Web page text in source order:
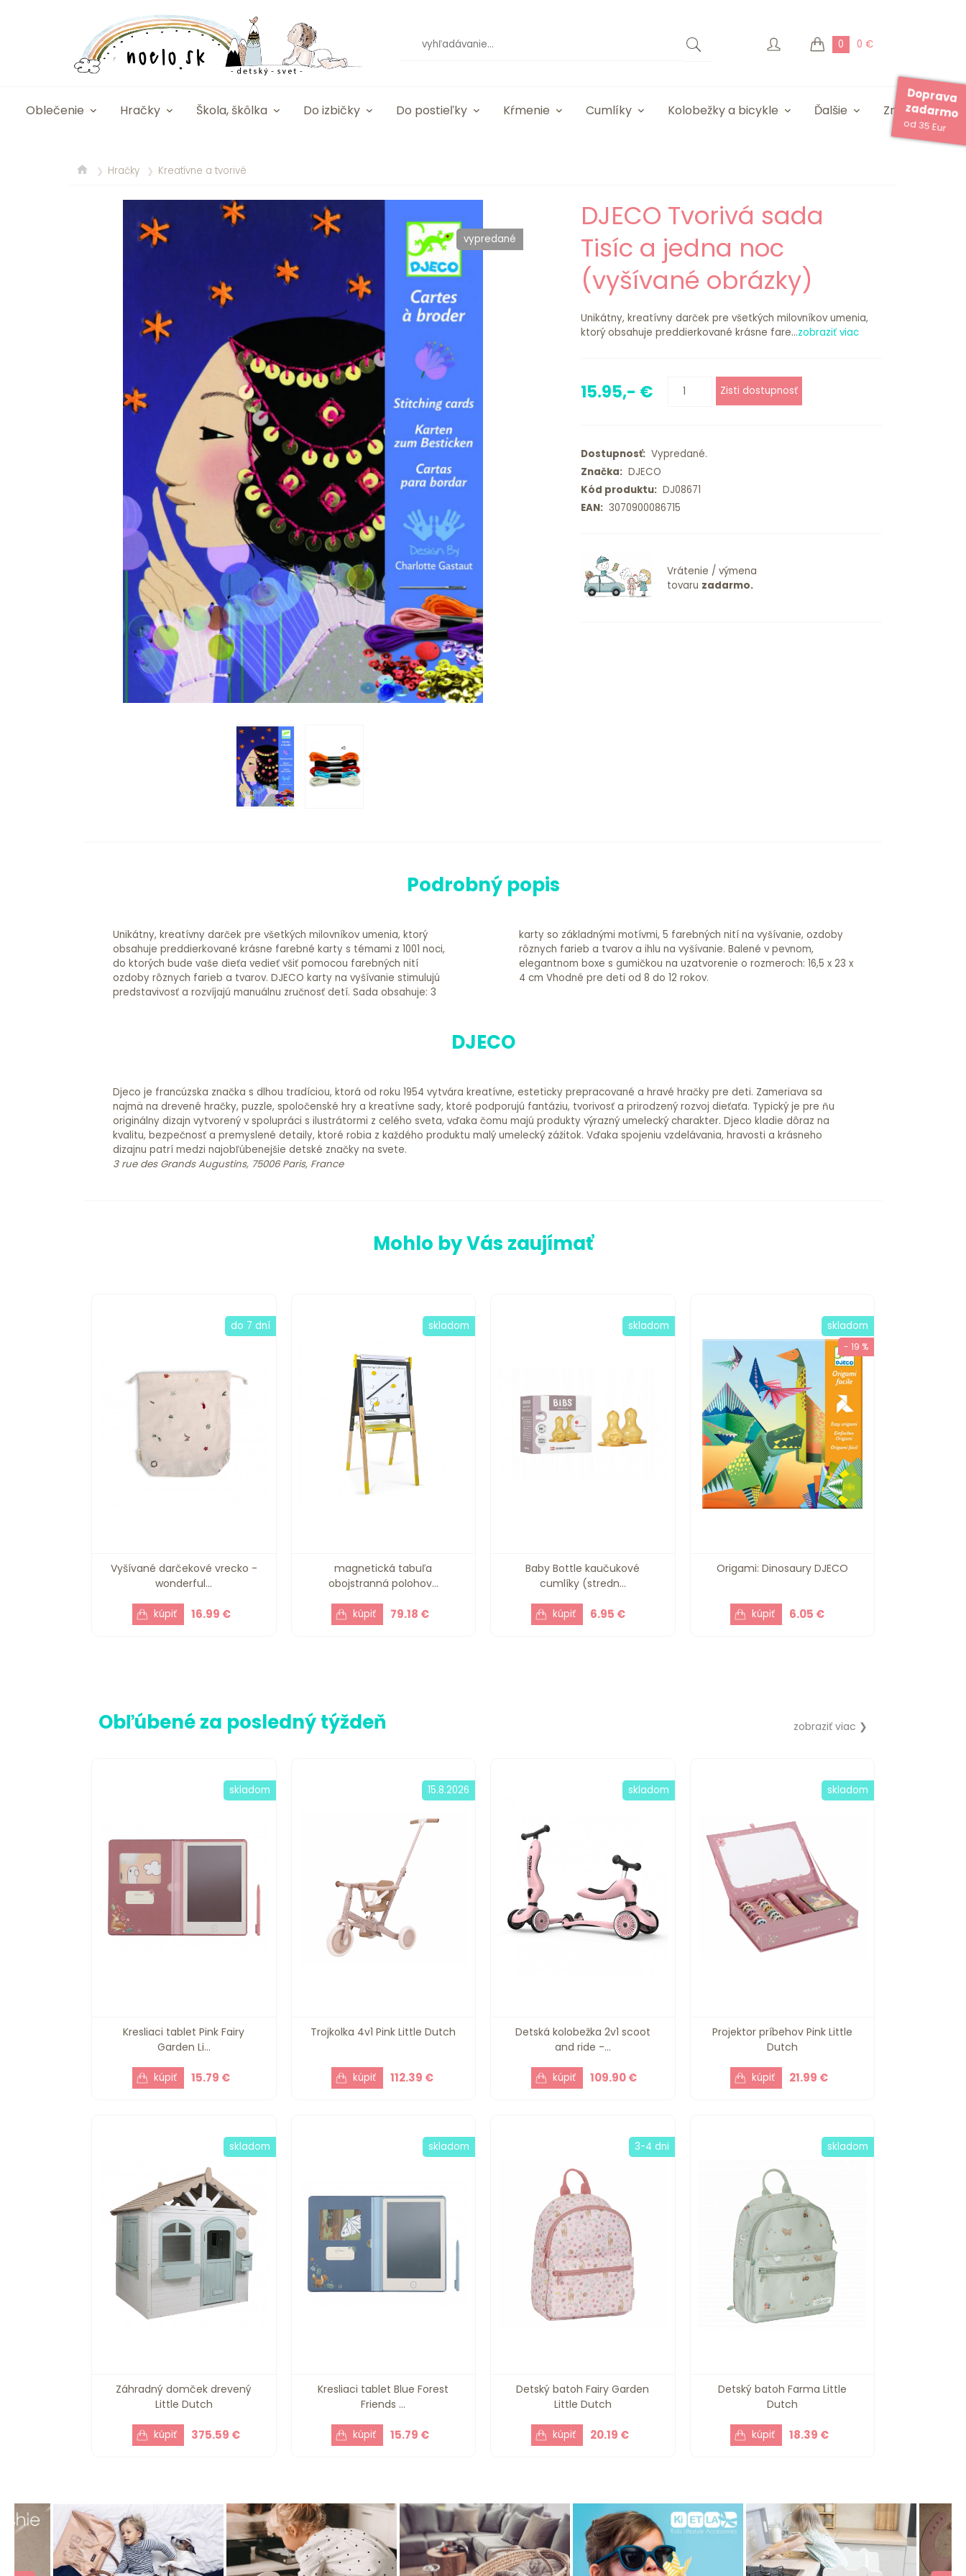
0 0 €
Doprava
zadarmo
od 35 Eur
Oblečenie Hračky Škola, škôlka Do izbičky Do postieľky Kŕmenie Cumlíky Kolobežky a bicykle Ďalšie Značky
❯ Hračky ❯ Kreatívne a tvorivé
vypredané
DJECO Tvorivá sada
Tisíc a jedna noc
(vyšívané obrázky)
Unikátny, kreatívny darček pre všetkých milovníkov umenia,
ktorý obsahuje preddierkované krásne fare...zobraziť viac
15.95,- €
Dostupnosť:Vypredané.
Značka:DJECO
Kód produktu:DJ08671
EAN:3070900086715
Vrátenie / výmena
tovaru zadarmo.
Podrobný popis
Unikátny, kreatívny darček pre všetkých milovníkov umenia, ktorý
obsahuje preddierkované krásne farebné karty s témami z 1001 noci,
do ktorých bude vaše dieťa vedieť všiť pomocou farebných nití
ozdoby rôznych farieb a tvarov. DJECO karty na vyšívanie stimulujú
predstavivosť a rozvíjajú manuálnu zručnosť detí. Sada obsahuje: 3
karty so základnými motívmi, 5 farebných nití na vyšívanie, ozdoby
rôznych farieb a tvarov a ihlu na vyšívanie. Balené v pevnom,
elegantnom boxe s gumičkou na uzatvorenie o rozmeroch: 16,5 x 23 x
4 cm Vhodné pre deti od 8 do 12 rokov.
DJECO
Djeco je francúzska značka s dlhou tradíciou, ktorá od roku 1954 vytvára kreatívne, esteticky prepracované a hravé hračky pre deti. Zameriava sa
najmä na drevené hračky, puzzle, spoločenské hry a kreatívne sady, ktoré podporujú fantáziu, tvorivosť a prirodzený rozvoj dieťaťa. Typický je pre ňu
originálny dizajn vytvorený v spolupráci s ilustrátormi z celého sveta, vďaka čomu majú produkty výrazný umelecký charakter. Djeco kladie dôraz na
kvalitu, bezpečnosť a premyslené detaily, ktoré robia z každého produktu malý umelecký zážitok. Vďaka spojeniu vzdelávania, hravosti a krásneho
dizajnu patrí medzi najobľúbenejšie detské značky na svete.
3 rue des Grands Augustins, 75006 Paris, France
Mohlo by Vás zaujímať
Vyšívané darčekové vrecko -
wonderful...
16.99 €
do 7 dní
magnetická tabuľa
obojstranná polohov...
79.18 €
skladom
Baby Bottle kaučukové
cumlíky (stredn...
6.95 €
skladom
Origami: Dinosaury DJECO
6.05 €
skladom
- 19 %
Obľúbené za posledný týždeň zobraziť viac ❯
Kresliaci tablet Pink Fairy
Garden Li...
15.79 €
skladom
Trojkolka 4v1 Pink Little Dutch
112.39 €
15.8.2026
Detská kolobežka 2v1 scoot
and ride -...
109.90 €
skladom
Projektor príbehov Pink Little
Dutch
21.99 €
skladom
Záhradný domček drevený
Little Dutch
375.59 €
skladom
Kresliaci tablet Blue Forest
Friends ...
15.79 €
skladom
Detský batoh Fairy Garden
Little Dutch
20.19 €
3-4 dni
Detský batoh Farma Little
Dutch
18.39 €
skladom